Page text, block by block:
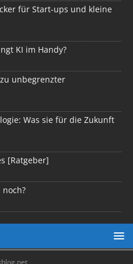
für Start-ups und kleine
KI im Handy?
unbegrenzter
Was sie für die Zukunft
[Ratgeber]